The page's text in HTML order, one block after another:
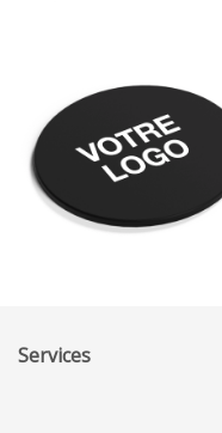
Services